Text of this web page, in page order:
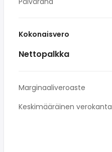
Kokonaisvero
Nettopalkka
Marginaaliveroaste
Keskimääräinen verokanta